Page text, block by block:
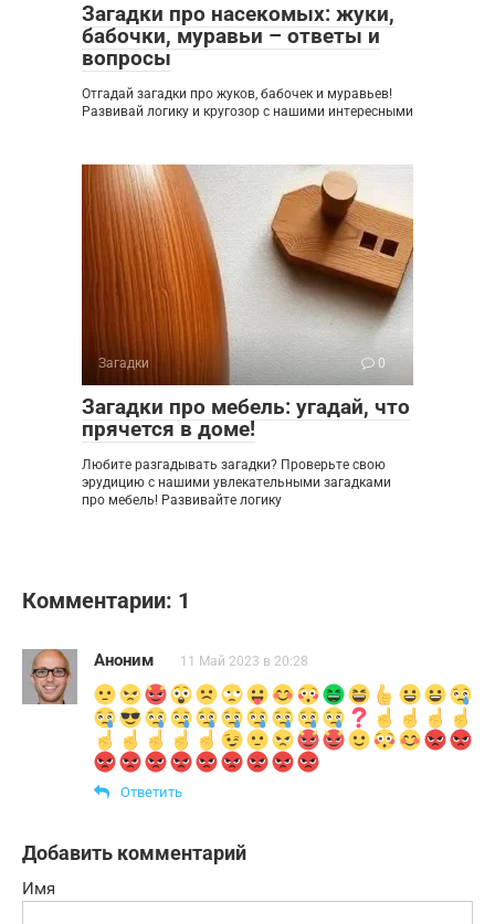
Загадки про насекомых: жуки,
бабочки, муравьи – ответы и
вопросы
Отгадай загадки про жуков, бабочек и муравьев!
Развивай логику и кругозор с нашими интересными
Загадки 0
Загадки про мебель: угадай, что
прячется в доме!
Любите разгадывать загадки? Проверьте свою
эрудицию с нашими увлекательными загадками
про мебель! Развивайте логику
Комментарии: 1
Аноним 11 Май 2023 в 20:28
Ответить
Добавить комментарий
Имя